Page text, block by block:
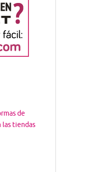
de
tiendas